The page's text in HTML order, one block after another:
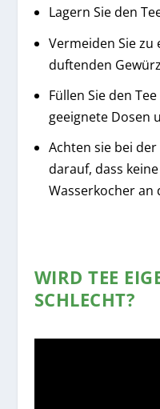
Lagern Sie den
Vermeiden Sie
duftenden
Füllen Sie den
geeignete Dosen
Achten sie bei
darauf, dass
Wasserkocher an
WIRD TEE
SCHLECHT?